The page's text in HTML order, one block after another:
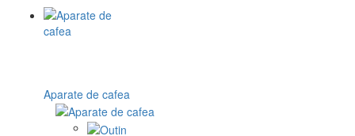
Aparate de cafea